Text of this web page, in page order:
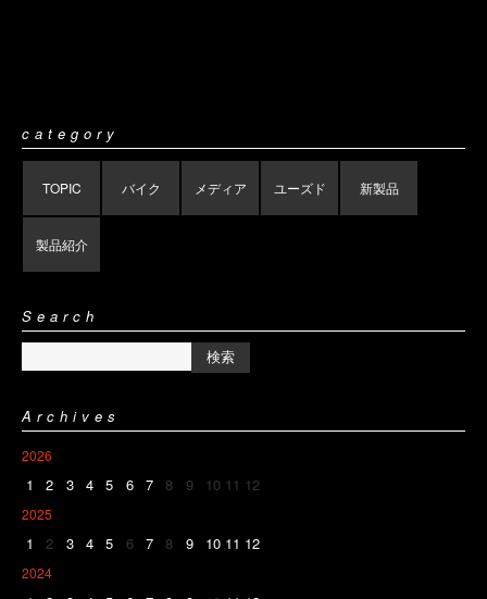
category
TOPIC バイク メディア ユーズド 新製品
製品紹介
Search
Archives
2026
1 2 3 4 5 6 7 8 9 10 11 12
2025
1 2 3 4 5 6 7 8 9 10 11 12
2024